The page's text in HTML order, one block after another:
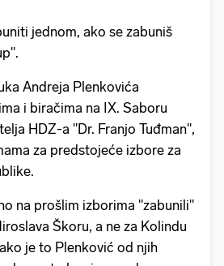
jednom, ako se zabuniš
Andreja Plenkovića
i biračima na IX. Saboru
HDZ-a "Dr. Franjo Tuđman",
za predstojeće izbore za
na prošlim izborima "zabunili"
Škoru, a ne za Kolindu
je to Plenković od njih